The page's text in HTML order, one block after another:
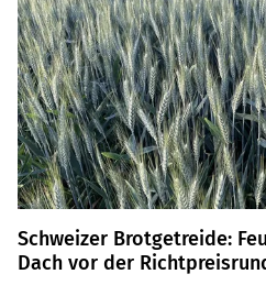
Schweizer Brotgetreide:
Dach vor der